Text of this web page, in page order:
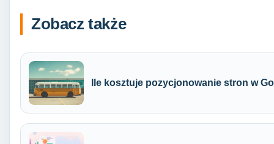
Zobacz także
Ile kosztuje pozycjonowanie stron w